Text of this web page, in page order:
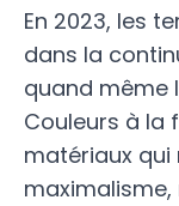
En 2023, les
dans la
quand même
Couleurs à la
matériaux qui
maximalisme,